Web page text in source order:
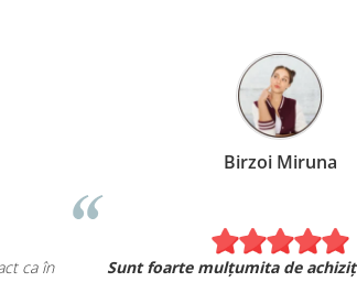
ca în
Birzoi Miruna
Sunt foarte mulțumita de